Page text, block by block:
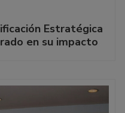
Estratégica
en su impacto